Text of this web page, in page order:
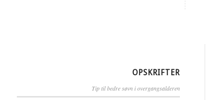
OPSKRIFTER
Tip til bedre søvn i overgangsalderen